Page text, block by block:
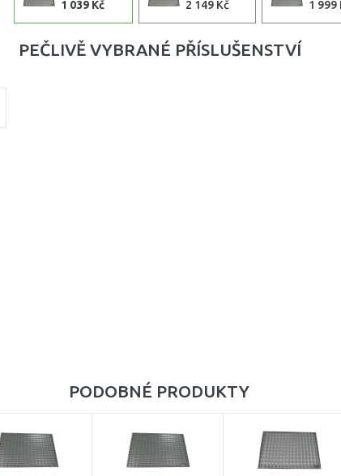
1 039 Kč
2 149 Kč
1 999
PEČLIVĚ VYBRANÉ PŘÍSLUŠENSTVÍ
PODOBNÉ PRODUKTY